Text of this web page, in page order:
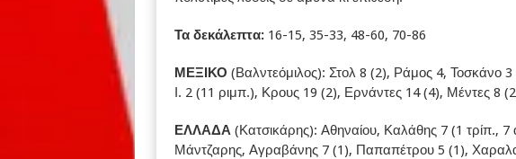
Τα δεκάλεπτα:16-15, 35-33, 48-60, 70-86
ΜΕΞΙΚΟ (Βαλντεόμιλος): Στολ 8 (2), Ράμος 4, Τοσκάνο 3
Ι. 2 (11 ριμπ.), Κρους 19 (2), Ερνάντες 14 (4), Μέντες 8
ΕΛΛΑΔΑ(Κατσικάρης): Αθηναίου, Καλάθης 7 (1 τρίπ.,
Μάντζαρης, Αγραβάνης 7 (1), Παπαπέτρου 5 (1),